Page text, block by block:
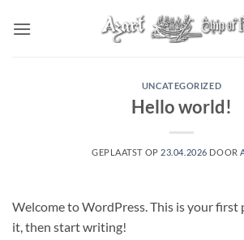
naar
UNCATEGORIZED
Hello world!
GEPLAATST OP 23.04.2026 DOOR
Welcome to WordPress. This is your first
it, then start writing!